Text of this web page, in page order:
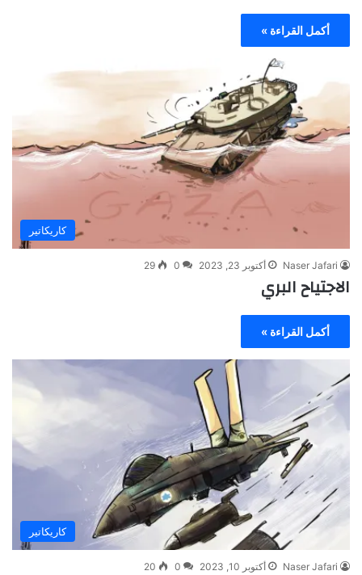
أكمل القراءة »
كاريكاتير
Naser Jafari أكتوبر 23, 2023 0
29
الاجتياح البري
أكمل القراءة »
كاريكاتير
Naser Jafari أكتوبر 10, 2023 0
20